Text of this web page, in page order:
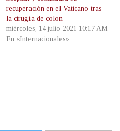
recuperación en el Vaticano tras
la cirugía de colon
miércoles, 14 julio 2021 10:17 AM
En «Internacionales»